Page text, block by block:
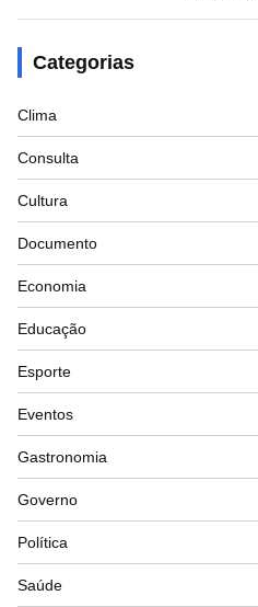
Categorias
Clima
Consulta
Cultura
Documento
Economia
Educação
Esporte
Eventos
Gastronomia
Governo
Política
Saúde